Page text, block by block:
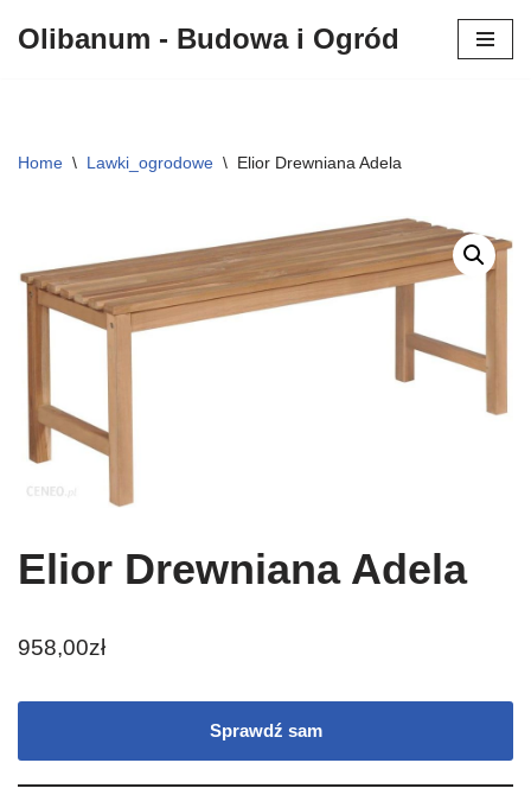
Olibanum - Budowa i Ogród
Home \ Lawki_ogrodowe \ Elior Drewniana Adela
Elior Drewniana Adela
958,00zł
Sprawdź sam